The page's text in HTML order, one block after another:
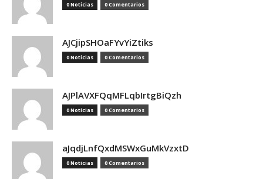
0 Noticias 0 Comentarios
AJCjipSHOaFYvYiZtiks
0 Noticias 0 Comentarios
AJPlAVXFQqMFLqbIrtgBiQzh
0 Noticias 0 Comentarios
aJqdjLnfQxdMSWxGuMkVzxtD
0 Noticias 0 Comentarios